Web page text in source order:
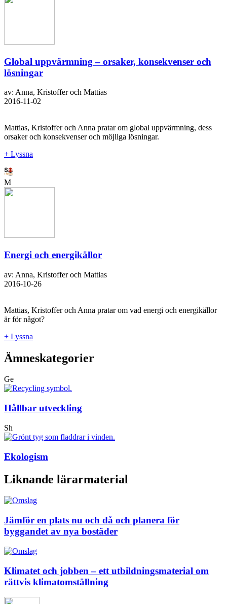
Global uppvärmning – orsaker, konsekvenser och
lösningar
av: Anna, Kristoffer och Mattias
2016-11-02
Mattias, Kristoffer och Anna pratar om global uppvärmning, dess
orsaker och konsekvenser och möjliga lösningar.
+ Lyssna
M
Energi och energikällor
av: Anna, Kristoffer och Mattias
2016-10-26
Mattias, Kristoffer och Anna pratar om vad energi och energikällor
är för något?
+ Lyssna
Ämneskategorier
Ge
Hållbar utveckling
Sh
Ekologism
Liknande lärarmaterial
Jämför en plats nu och då och planera för
byggandet av nya bostäder
Klimatet och jobben – ett utbildningsmaterial om
rättvis klimatomställning